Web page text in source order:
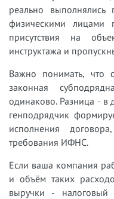
реально выполнялись
физическими
присутствия на
инструктажа и
Важно понимать, что
законная
одинаково. Разница - в
генподрядчик
исполнения
требования ИФНС.
Если ваша компания
и объём таких
выручки - налоговый